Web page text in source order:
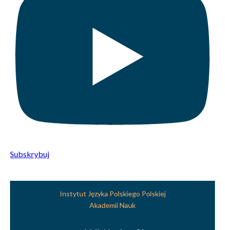
Subskrybuj
Instytut Języka Polskiego Polskiej
Akademii Nauk